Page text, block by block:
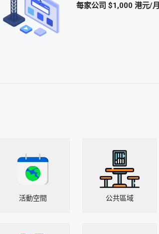
每家公司 $1,000 港元/月
活動空間 公共區域